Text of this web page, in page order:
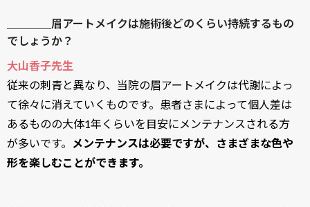
＿＿＿＿眉アートメイクは施術後どのくらい持続するもの
でしょうか？
大山香子先生
従来の刺青と異なり、当院の眉アートメイクは代謝によっ
て徐々に消えていくものです。患者さまによって個人差は
あるものの大体1年くらいを目安にメンテナンスされる方
が多いです。
メンテナンスは必要ですが、さまざまな色や
形を楽しむことができます。